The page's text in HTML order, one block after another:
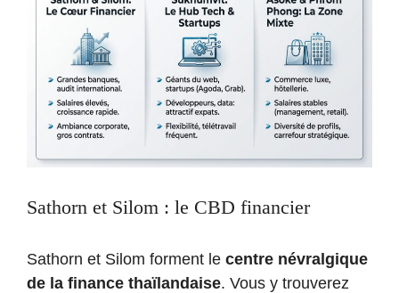
Sathorn et Silom : le CBD financier
Sathorn et Silom forment le centre névralgique
de la finance thaïlandaise. Vous y trouverez